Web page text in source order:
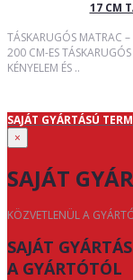
17 CM
TÁSKARUGÓS MATRAC
200 CM-ES
KÉNYELEM ÉS ..
SAJÁT GYÁRTÁSÚ
×
SAJÁT
KÖZVETLENÜL A
SAJÁT
A GYÁRTÓTÓL